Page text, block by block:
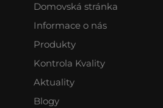
Domovská stránka
Informace o nás
Produkty
Kontrola Kvality
Aktuality
Blogy